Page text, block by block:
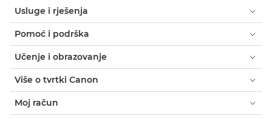
Usluge i rješenja
Pomoć i podrška
Učenje i obrazovanje
Više o tvrtki Canon
Moj račun